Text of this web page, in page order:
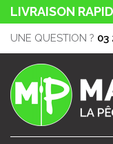
LIVRAISON
UNE QUESTION ? 03